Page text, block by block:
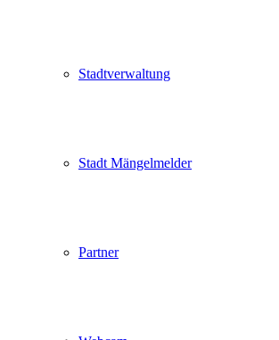
Stadtverwaltung
Stadt Mängelmelder
Partner